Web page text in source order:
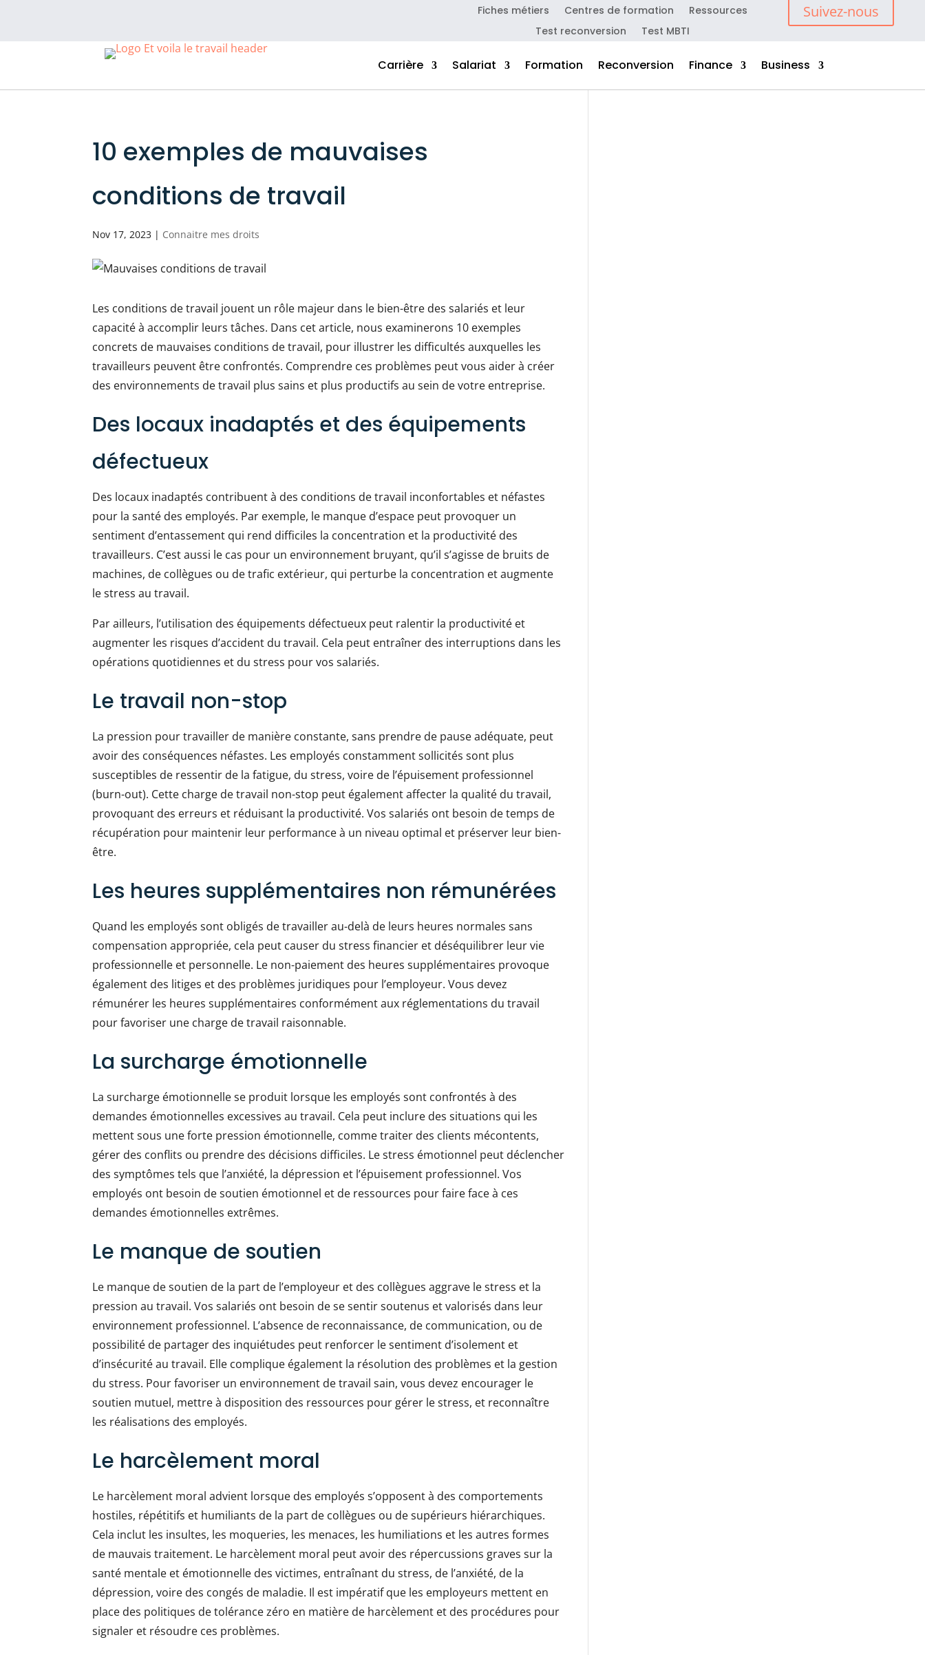
Fiches métiers Centres de formation
Ressources
Test reconversion
Test MBTI
Suivez-nous
Carrière Salariat Formation Reconversion Finance Business
10 exemples de mauvaises
conditions de travail
Nov 17, 2023 | Connaitre mes droits
Les conditions de travail jouent un rôle majeur dans le bien-être des salariés et leur
capacité à accomplir leurs tâches. Dans cet article, nous examinerons 10 exemples
concrets de mauvaises conditions de travail, pour illustrer les difficultés auxquelles les
travailleurs peuvent être confrontés. Comprendre ces problèmes peut vous aider à créer
des environnements de travail plus sains et plus productifs au sein de votre entreprise.
Des locaux inadaptés et des équipements
défectueux
Des locaux inadaptés contribuent à des conditions de travail inconfortables et néfastes
pour la santé des employés. Par exemple, le manque d’espace peut provoquer un
sentiment d’entassement qui rend difficiles la concentration et la productivité des
travailleurs. C’est aussi le cas pour un environnement bruyant, qu’il s’agisse de bruits de
machines, de collègues ou de trafic extérieur, qui perturbe la concentration et augmente
le stress au travail.
Par ailleurs, l’utilisation des équipements défectueux peut ralentir la productivité et
augmenter les risques d’accident du travail. Cela peut entraîner des interruptions dans les
opérations quotidiennes et du stress pour vos salariés.
Le travail non-stop
La pression pour travailler de manière constante, sans prendre de pause adéquate, peut
avoir des conséquences néfastes. Les employés constamment sollicités sont plus
susceptibles de ressentir de la fatigue, du stress, voire de l’épuisement professionnel
(burn-out). Cette charge de travail non-stop peut également affecter la qualité du travail,
provoquant des erreurs et réduisant la productivité. Vos salariés ont besoin de temps de
récupération pour maintenir leur performance à un niveau optimal et préserver leur bien-
être.
Les heures supplémentaires non rémunérées
Quand les employés sont obligés de travailler au-delà de leurs heures normales sans
compensation appropriée, cela peut causer du stress financier et déséquilibrer leur vie
professionnelle et personnelle. Le non-paiement des heures supplémentaires provoque
également des litiges et des problèmes juridiques pour l’employeur. Vous devez
rémunérer les heures supplémentaires conformément aux réglementations du travail
pour favoriser une charge de travail raisonnable.
La surcharge émotionnelle
La surcharge émotionnelle se produit lorsque les employés sont confrontés à des
demandes émotionnelles excessives au travail. Cela peut inclure des situations qui les
mettent sous une forte pression émotionnelle, comme traiter des clients mécontents,
gérer des conflits ou prendre des décisions difficiles. Le stress émotionnel peut déclencher
des symptômes tels que l’anxiété, la dépression et l’épuisement professionnel. Vos
employés ont besoin de soutien émotionnel et de ressources pour faire face à ces
demandes émotionnelles extrêmes.
Le manque de soutien
Le manque de soutien de la part de l’employeur et des collègues aggrave le stress et la
pression au travail. Vos salariés ont besoin de se sentir soutenus et valorisés dans leur
environnement professionnel. L’absence de reconnaissance, de communication, ou de
possibilité de partager des inquiétudes peut renforcer le sentiment d’isolement et
d’insécurité au travail. Elle complique également la résolution des problèmes et la gestion
du stress. Pour favoriser un environnement de travail sain, vous devez encourager le
soutien mutuel, mettre à disposition des ressources pour gérer le stress, et reconnaître
les réalisations des employés.
Le harcèlement moral
Le harcèlement moral advient lorsque des employés s’opposent à des comportements
hostiles, répétitifs et humiliants de la part de collègues ou de supérieurs hiérarchiques.
Cela inclut les insultes, les moqueries, les menaces, les humiliations et les autres formes
de mauvais traitement. Le harcèlement moral peut avoir des répercussions graves sur la
santé mentale et émotionnelle des victimes, entraînant du stress, de l’anxiété, de la
dépression, voire des congés de maladie. Il est impératif que les employeurs mettent en
place des politiques de tolérance zéro en matière de harcèlement et des procédures pour
signaler et résoudre ces problèmes.